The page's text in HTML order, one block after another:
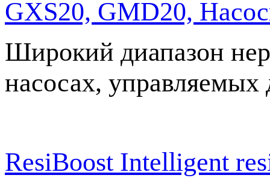
GXS20, GMD20,
Широкий диапазон
насосах, управляемых
ResiBoost Intelligent